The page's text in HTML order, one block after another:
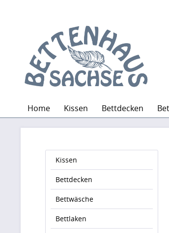
Home Kissen Bettdecken
Kissen
Bettdecken
Bettwäsche
Bettlaken